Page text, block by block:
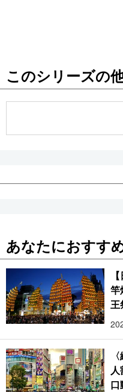
このシリーズの
あなたにおすす
竿
王
り
口